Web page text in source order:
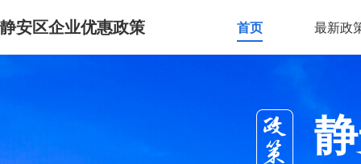
静安区企业优惠政策 首页 最新政